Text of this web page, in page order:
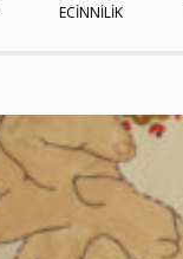
ECİNNİLİK